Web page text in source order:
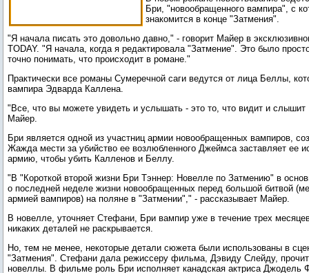
Бри, "новообращенного вампира", с
знакомится в конце "Затмения".
"Я начала писать это довольно давно," - говорит Майер в
TODAY. "Я начала, когда я редактировала "Затмение". Это было
точно понимать, что происходит в романе."
Практически все романы Сумеречной саги ведутся от лица Беллы,
вампира Эдварда Каллена.
"Все, что вы можете увидеть и услышать - это то, что видит и слышит
Майер.
Бри является одной из участниц армии новообращенных вампиров,
Жажда мести за убийство ее возлюбленного Джеймса заставляет ее
армию, чтобы убить Калленов и Беллу.
"В "Короткой второй жизни Бри Тэннер: Новелле по Затмению" в
о последней неделе жизни новообращенных перед большой битвой
армией вампиров) на поляне в "Затмении"," - рассказывает Майер.
В новелле, уточняет Стефани, Бри вампир уже в течение трех
никаких деталей не раскрывается.
Но, тем не менее, некоторые детали сюжета были использованы в
"Затмения". Стефани дала режиссеру фильма, Дэвиду Слейду,
новеллы. В фильме роль Бри исполняет канадская актриса Джодель